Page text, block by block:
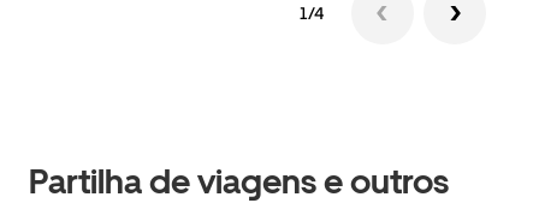
1/4
Partilha de viagens e outros